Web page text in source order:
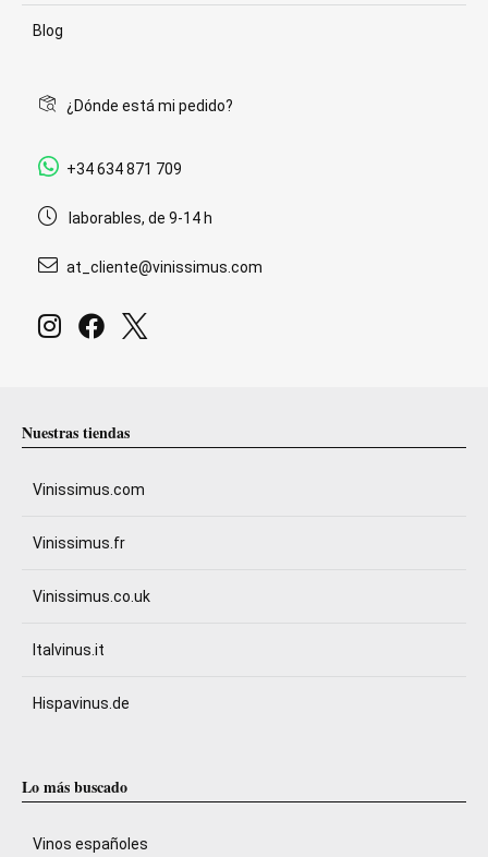
Blog
¿Dónde está mi pedido?
+34 634 871 709
laborables, de 9-14 h
at_cliente@vinissimus.com
Nuestras tiendas
Vinissimus.com
Vinissimus.fr
Vinissimus.co.uk
Italvinus.it
Hispavinus.de
Lo más buscado
Vinos españoles